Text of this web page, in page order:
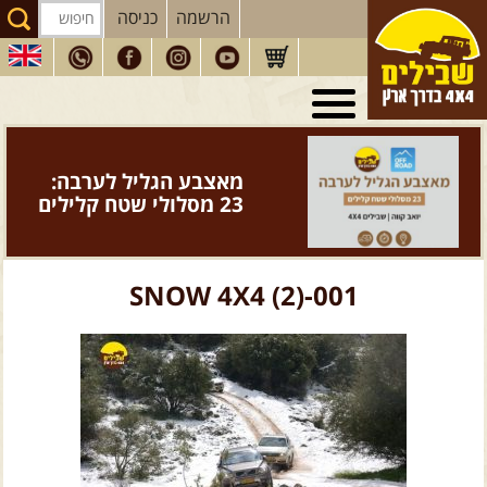
הרשמה כניסה
טיולי 4X4
בארץ
מסעות בעולם
טיוליםלרכב פנאי
הדרכותנהיגה
שלנו
הירשמו לניוזלטר שבילים
הבלוג של יואב קווה
פודקאסט ג'יפאות
מאצבע הגליל לערבה:
23 מסלולי שטח קלילים
SNOW 4X4 (2)-001